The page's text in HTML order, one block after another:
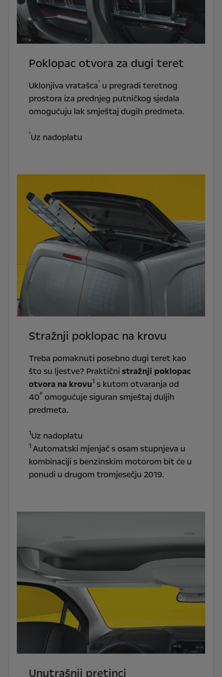
Poklopac otvora za dugi teret
Uklonjiva vratašca¹ u pregradi teretnog
prostora iza prednjeg putničkog sjedala
omogućuju lak smještaj dugih predmeta.
¹Uz nadoplatu
Stražnji poklopac na krovu
Treba pomaknuti posebno dugi teret kao
što su ljestve? Praktični stražnji poklopac
otvora na krovu1s kutom otvaranja od
40°omogućuje siguran smještaj duljih
predmeta.
1Uz nadoplatu
1Automatski mjenjač s osam stupnjeva u
kombinaciji s benzinskim motorom bit će u
ponudi u drugom tromjesečju 2019.
Unutrašnji pretinci